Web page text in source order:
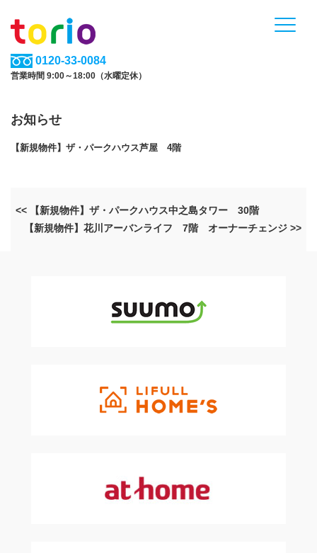
0120-33-0084
営業時間 9:00～18:00（水曜定休）
お知らせ
【新規物件】ザ・パークハウス芦屋 4階
<< 【新規物件】ザ・パークハウス中之島タワー 30階
【新規物件】花川アーバンライフ 7階 オーナーチェンジ >>